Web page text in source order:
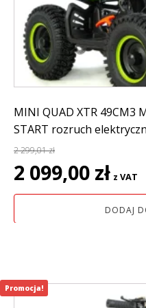
MINI QUAD XTR 49CM3
START rozruch
2 299,01zł
Pierwotna
cena
wynosiła:
2 099,00 zł cena
2
z VAT
DODAJ
Promocja!